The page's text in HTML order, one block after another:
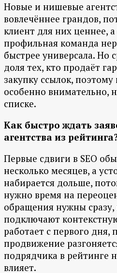
Новые и нишевые
вовлечённее грандов,
клиент для них ценнее,
профильная команда
быстрее универсала. Но
доля тех, кто продаёт
закупку ссылок,
особенно внимательно,
списке.
Как быстро ждать
агентства из
Первые сдвиги в SEO
несколько месяцев, а
набирается дольше,
нужно время на
обращения нужны сразу,
подключают
работает с первого дня,
продвижение
подрядчика в рейтинге
влияет.